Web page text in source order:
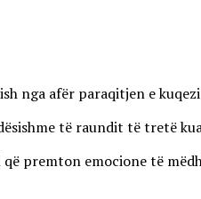
nga afër paraqitjen e
të raundit të tretë
premton emocione të